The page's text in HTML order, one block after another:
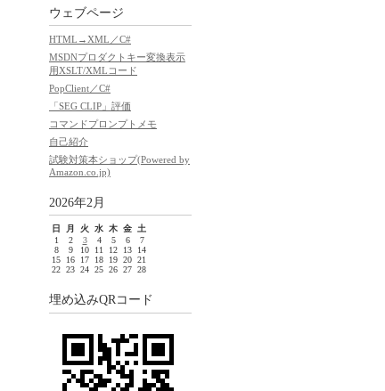
ウェブページ
HTML→XML／C#
MSDNプロダクトキー変換表示
用XSLT/XMLコード
PopClient／C#
「SEG CLIP」評価
コマンドプロンプトメモ
自己紹介
試験対策本ショップ(Powered by
Amazon.co.jp)
2026年2月
日 月 火 水 木 金 土
1
2 3 4 5 6
7
8
9 10 11 12 13
14
15
16 17 18 19 20 21
22 23 24 25 26 27 28
埋め込みQRコード